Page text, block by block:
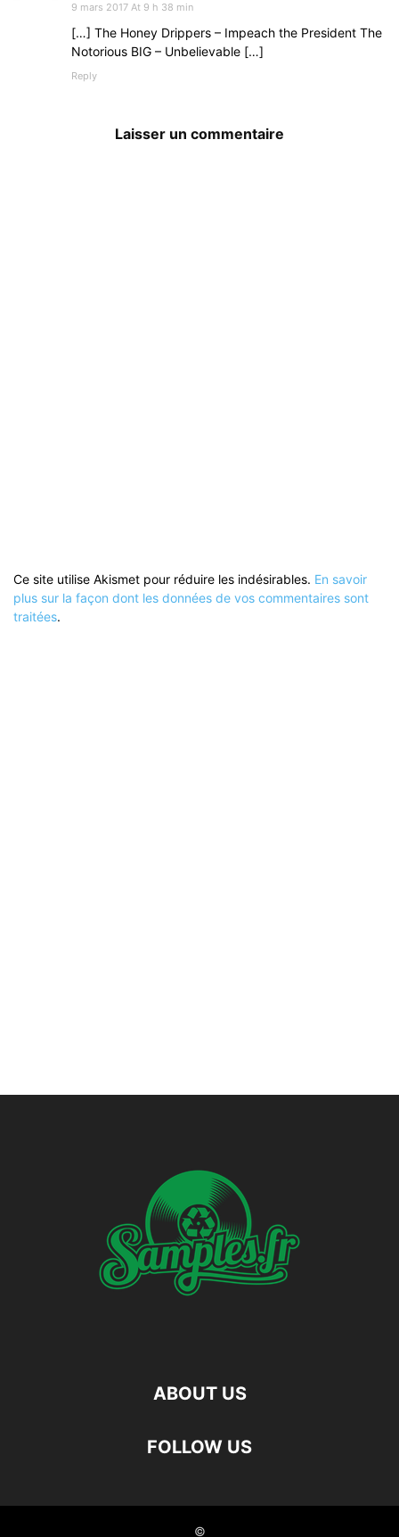
9 mars 2017 At 9 h 38 min
[…] The Honey Drippers – Impeach the President The
Notorious BIG – Unbelievable […]
Reply
Laisser un commentaire
Ce site utilise Akismet pour réduire les indésirables. En savoir
plus sur la façon dont les données de vos commentaires sont
traitées.
ABOUT US
FOLLOW US
©